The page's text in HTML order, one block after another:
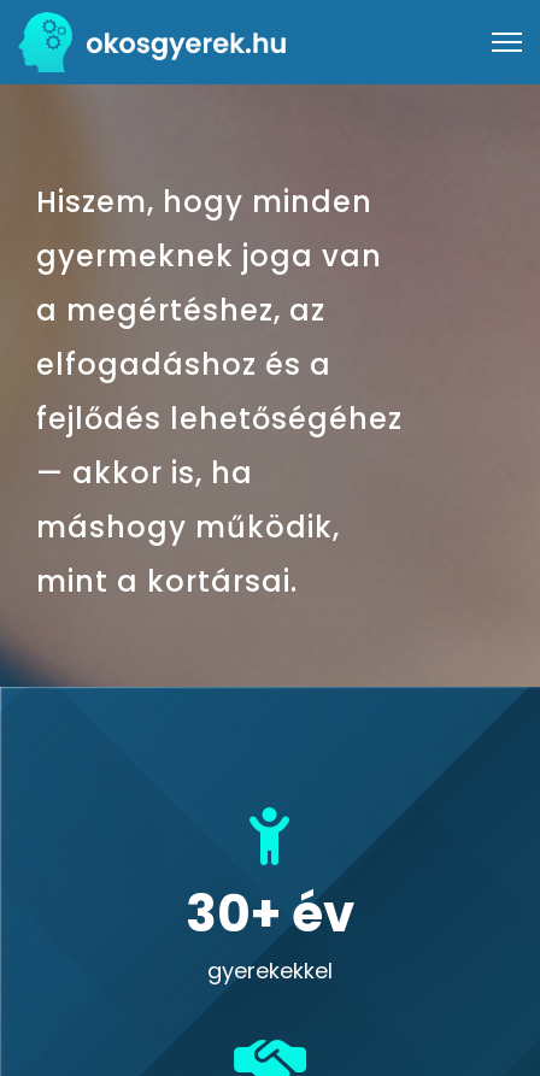
Hiszem, hogy minden
gyermeknek joga van
a megértéshez, az
elfogadáshoz és a
fejlődés lehetőségéhez
— akkor is, ha
máshogy működik,
mint a kortársai.
30
gyerekekkel